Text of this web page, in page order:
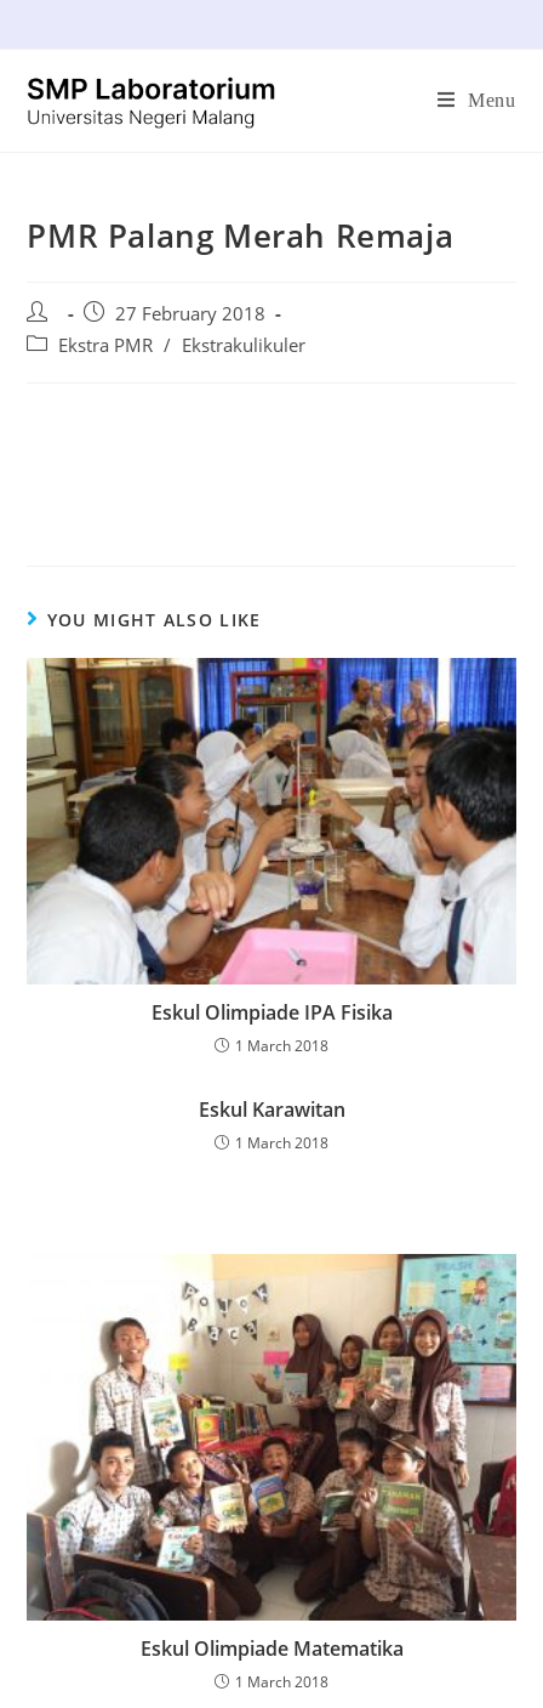
Menu
PMR Palang Merah Remaja
27 February 2018
Ekstra PMR / Ekstrakulikuler
YOU MIGHT ALSO LIKE
Eskul Olimpiade IPA Fisika
1 March 2018
Eskul Karawitan
1 March 2018
Eskul Olimpiade Matematika
1 March 2018